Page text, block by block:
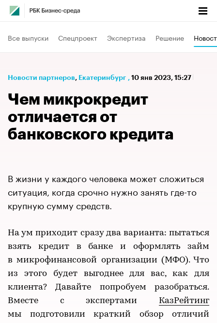
Все выпуски Спецпроект Экспертиза Решение
Новости партнеров⁠, Екатеринбург , 10 янв 2023, 15:27
Чем микрокредит
отличается от
банковского кредита
В жизни у каждого человека может сложиться
ситуация, когда срочно нужно занять где-то
крупную сумму средств.
На ум приходит сразу два варианта: пытаться
взять кредит в банке и оформлять займ
в микрофинансовой организации (МФО). Что
из этого будет выгоднее для вас, как для
клиента? Давайте попробуем разобраться.
Вместе с экспертами КазРейтинг
мы подготовили краткий обзор отличий